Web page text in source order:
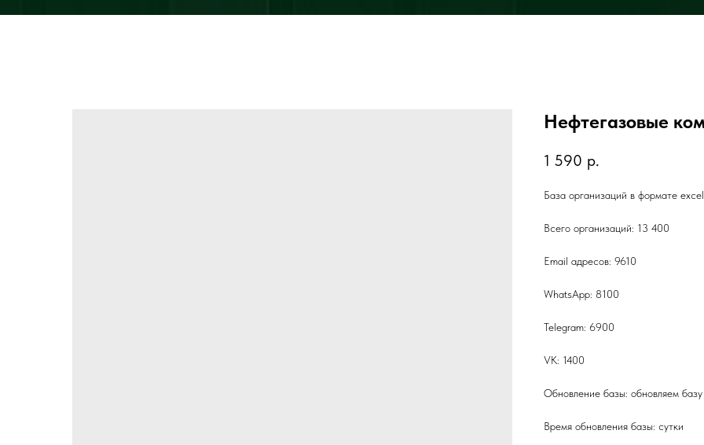
Нефтегазовые
1 590 р.
База организаций в формате
Всего организаций: 13 400
Email адресов: 9610
WhatsApp: 8100
Telegram: 6900
VK: 1400
Обновление базы: обновляем базу
Время обновления базы: сутки